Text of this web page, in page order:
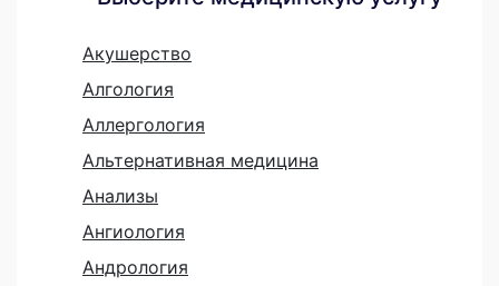
Акушерство
Алгология
Аллергология
Альтернативная медицина
Анализы
Ангиология
Андрология